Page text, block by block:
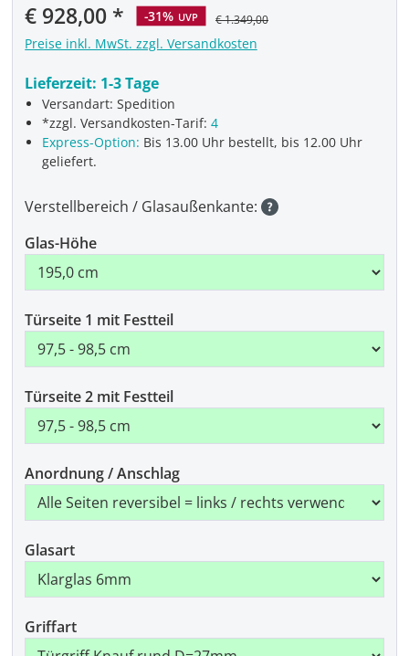
€ 928,00 -31% UVP € 1.349,00
Preise inkl. MwSt. zzgl. Versandkosten
Lieferzeit: 1-3 Tage
Versandart: Spedition
*zzgl. Versandkosten-Tarif:4
Express-Option: Bis 13.00 Uhr bestellt, bis 12.00 Uhr
geliefert.
Verstellbereich / Glasaußenkante:
Glas-Höhe
Türseite 1 mit Festteil
Türseite 2 mit Festteil
Anordnung / Anschlag
Glasart
Griffart